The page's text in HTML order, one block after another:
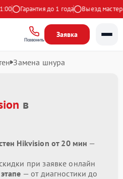
Гарантия до 1 года Выезд мастера
Позвонить
Заявка
Замена шнура
в
Hikvision от 20 мин —
при заявке онлайн
— от диагностики до